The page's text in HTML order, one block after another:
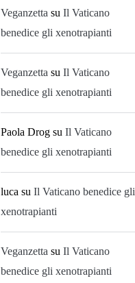
Veganzetta suIl Vaticano
benedice gli xenotrapianti
Veganzetta suIl Vaticano
benedice gli xenotrapianti
Paola Drog suIl Vaticano
benedice gli xenotrapianti
luca suIl Vaticano benedice gli
xenotrapianti
Veganzetta suIl Vaticano
benedice gli xenotrapianti